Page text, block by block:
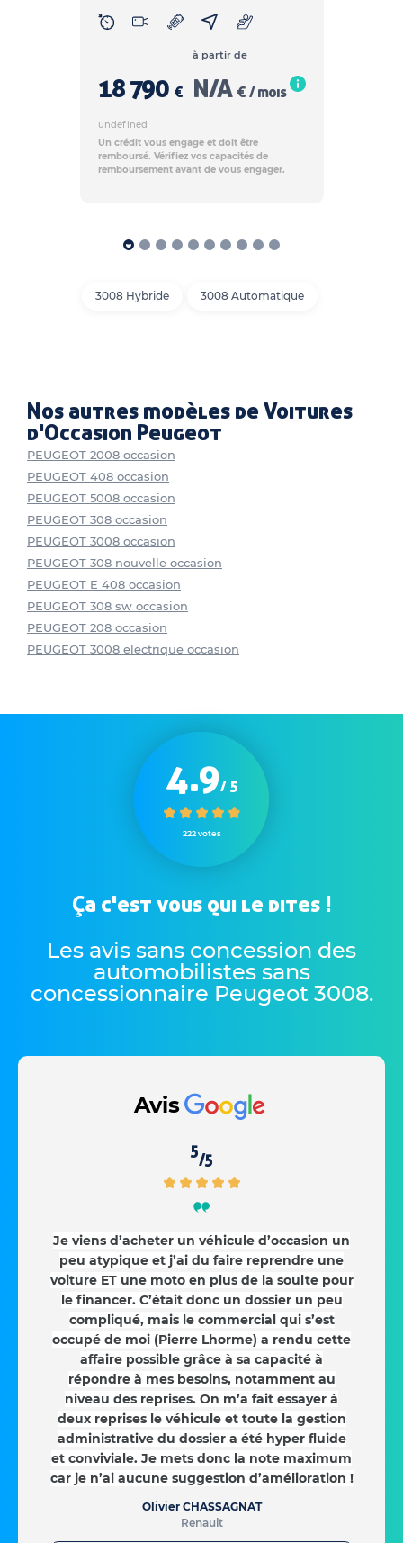
18 790 €
à partir de
N/A € / mois
undefined
Un crédit vous engage et doit être
remboursé. Vérifiez vos capacités de
remboursement avant de vous engager.
3008 Hybride 3008 Automatique
Nos autres modèles de Voitures
d'Occasion Peugeot
PEUGEOT 2008 occasion
PEUGEOT 408 occasion
PEUGEOT 5008 occasion
PEUGEOT 308 occasion
PEUGEOT 3008 occasion
PEUGEOT 308 nouvelle occasion
PEUGEOT E 408 occasion
PEUGEOT 308 sw occasion
PEUGEOT 208 occasion
PEUGEOT 3008 electrique occasion
4.9/ 5
222 votes
Ça c'est vous qui le dites !
Les avis sans concession des
automobilistes sans
concessionnaire Peugeot 3008.
Avis
5/5
Je viens d’acheter un véhicule d’occasion un
peu atypique et j’ai du faire reprendre une
voiture ET une moto en plus de la soulte pour
le financer. C’était donc un dossier un peu
compliqué, mais le commercial qui s’est
occupé de moi (Pierre Lhorme) a rendu cette
affaire possible grâce à sa capacité à
répondre à mes besoins, notamment au
niveau des reprises. On m’a fait essayer à
deux reprises le véhicule et toute la gestion
administrative du dossier a été hyper fluide
et conviviale. Je mets donc la note maximum
car je n’ai aucune suggestion d’amélioration !
Olivier CHASSAGNAT
Renault